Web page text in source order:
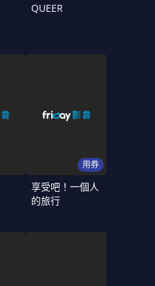
QUEER
用券
享受吧！一個人
的旅行